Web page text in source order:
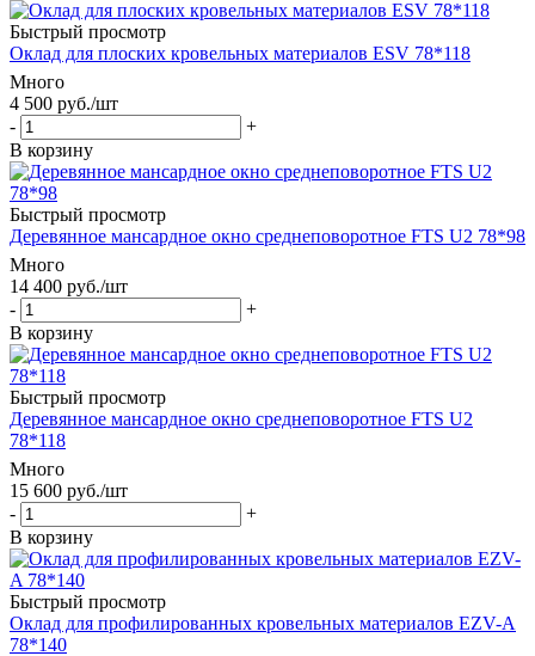
Быстрый просмотр
Оклад для плоских кровельных материалов ESV 78*118
Много
4 500 руб./шт
-
+
В корзину
Быстрый просмотр
Деревянное мансардное окно среднеповоротное FTS U2 78*98
Много
14 400 руб./шт
-
+
В корзину
Быстрый просмотр
Деревянное мансардное окно среднеповоротное FTS U2
78*118
Много
15 600 руб./шт
-
+
В корзину
Быстрый просмотр
Оклад для профилированных кровельных материалов EZV-A
78*140